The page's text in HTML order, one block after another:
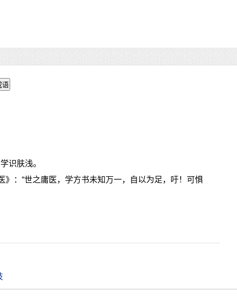
识肤浅。
》：“世之庸医，学方书未知万一，自以为足，吁！可惧